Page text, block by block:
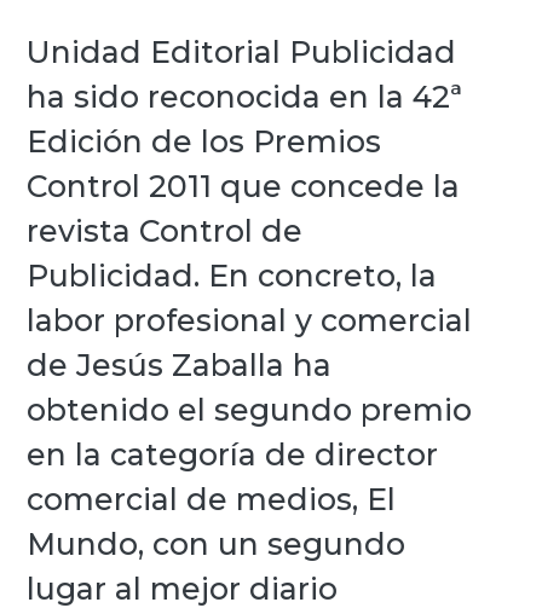
Unidad Editorial Publicidad
ha sido reconocida en la 42ª
Edición de los Premios
Control 2011 que concede la
revista Control de
Publicidad. En concreto, la
labor profesional y comercial
de Jesús Zaballa ha
obtenido el segundo premio
en la categoría de director
comercial de medios, El
Mundo, con un segundo
lugar al mejor diario